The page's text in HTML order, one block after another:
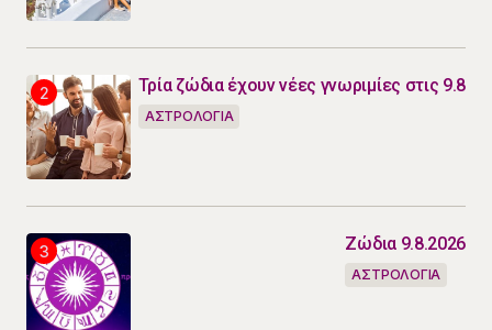
Τρία ζώδια έχουν νέες γνωριμίες στις 9.8
ΑΣΤΡΟΛΟΓΙΑ
Ζώδια 9.8.2026
ΑΣΤΡΟΛΟΓΙΑ